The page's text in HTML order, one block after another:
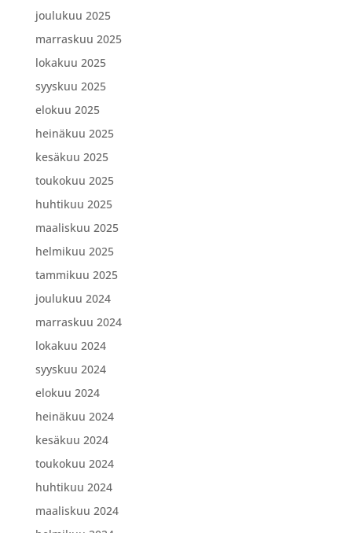
joulukuu 2025
marraskuu 2025
lokakuu 2025
syyskuu 2025
elokuu 2025
heinäkuu 2025
kesäkuu 2025
toukokuu 2025
huhtikuu 2025
maaliskuu 2025
helmikuu 2025
tammikuu 2025
joulukuu 2024
marraskuu 2024
lokakuu 2024
syyskuu 2024
elokuu 2024
heinäkuu 2024
kesäkuu 2024
toukokuu 2024
huhtikuu 2024
maaliskuu 2024